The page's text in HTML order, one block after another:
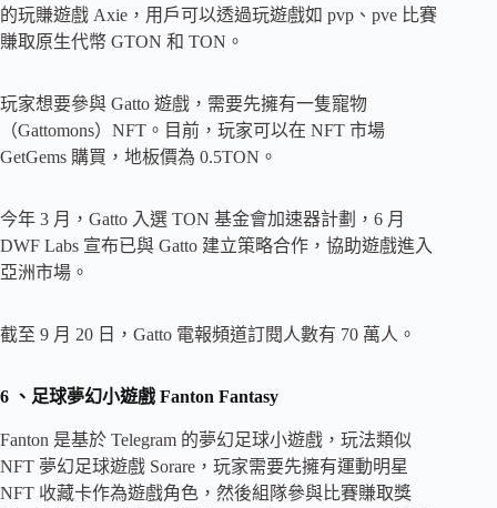
的玩賺遊戲 Axie，用戶可以透過玩遊戲如 pvp、pve 比賽
賺取原生代幣 GTON 和 TON。
玩家想要參與 Gatto 遊戲，需要先擁有一隻寵物
（Gattomons）NFT。目前，玩家可以在 NFT 市場
GetGems 購買，地板價為 0.5TON。
今年 3 月，Gatto 入選 TON 基金會加速器計劃，6 月
DWF Labs 宣布已與 Gatto 建立策略合作，協助遊戲進入
亞洲市場。
截至 9 月 20 日，Gatto 電報頻道訂閱人數有 70 萬人。
6 、足球夢幻小遊戲 Fanton Fantasy
Fanton 是基於 Telegram 的夢幻足球小遊戲，玩法類似
NFT 夢幻足球遊戲 Sorare，玩家需要先擁有運動明星
NFT 收藏卡作為遊戲角色，然後組隊參與比賽賺取獎